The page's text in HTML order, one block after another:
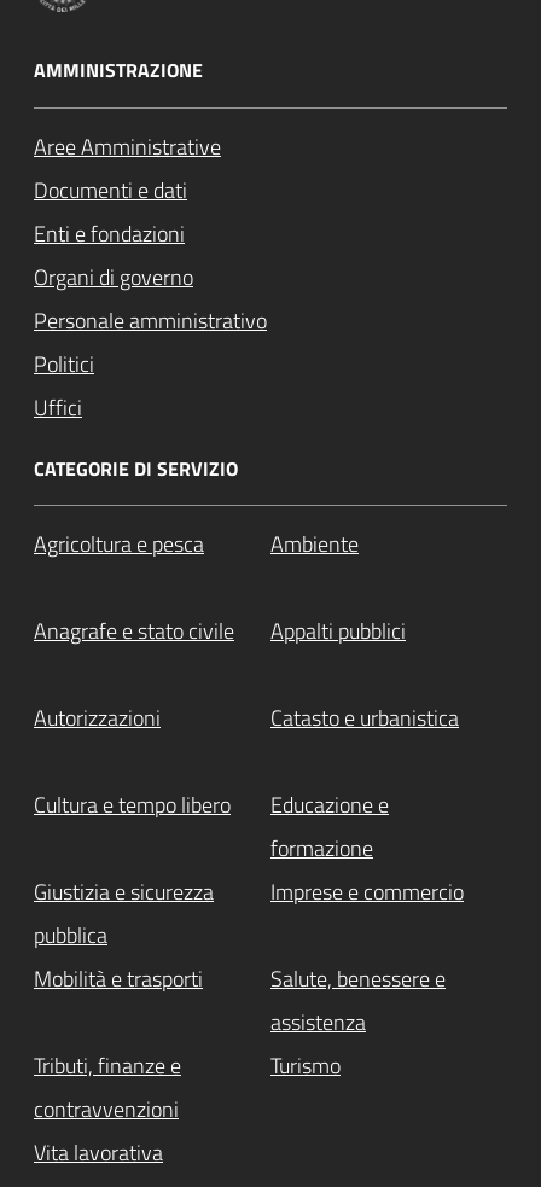
AMMINISTRAZIONE
Aree Amministrative
Documenti e dati
Enti e fondazioni
Organi di governo
Personale amministrativo
Politici
Uffici
CATEGORIE DI SERVIZIO
Agricoltura e pesca Ambiente
Anagrafe e stato civile Appalti pubblici
Autorizzazioni Catasto e urbanistica
Cultura e tempo libero
Educazione e
formazione
Giustizia e sicurezza
pubblica
Imprese e commercio
Mobilità e trasporti
Salute, benessere e
assistenza
Tributi, finanze e
contravvenzioni
Turismo
Vita lavorativa